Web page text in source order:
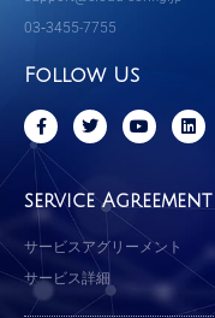
03‐3455-7755
Follow Us
F
a
c
e
o
o
-
f
T
w
i
e
Y
o
u
b
L
i
n
d
service Agreement
サービスアグリーメント
サービス詳細